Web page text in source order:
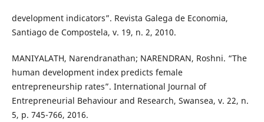
development indicators”. Revista Galega de Economia,
Santiago de Compostela, v. 19, n. 2, 2010.
MANIYALATH, Narendranathan; NARENDRAN, Roshni. “The
human development index predicts female
entrepreneurship rates”. International Journal of
Entrepreneurial Behaviour and Research, Swansea, v. 22, n.
5, p. 745-766, 2016.